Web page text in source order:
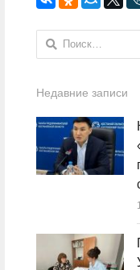
Найти:
Недавние записи